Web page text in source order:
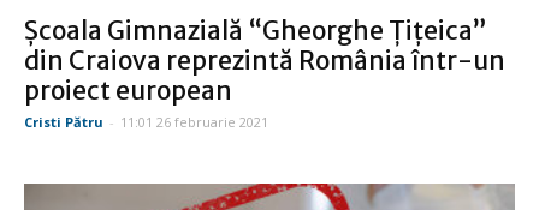
Şcoala Gimnazială “Gheorghe Ţiţeica”
din Craiova reprezintă România într-un
proiect european
Cristi Pătru - 11:01 26 februarie 2021